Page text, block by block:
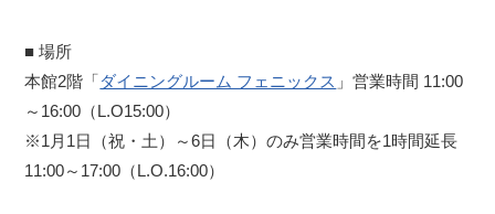
■ 場所
本館2階「ダイニングルーム フェニックス 」営業時間 11:00
～16:00（L.O15:00）
※1月1日（祝・土）～6日（木）のみ営業時間を1時間延長
11:00～17:00（L.O.16:00）